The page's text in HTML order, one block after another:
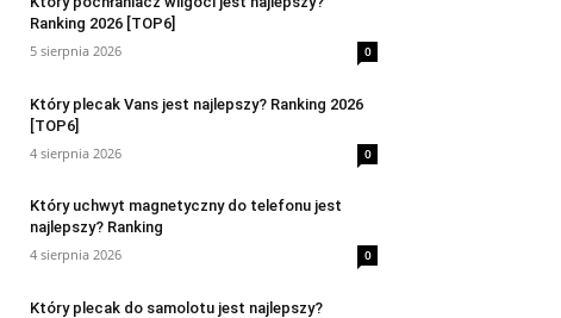
Ranking 2026 [TOP6]
5 sierpnia 2026
0
Który plecak Vans jest najlepszy? Ranking 2026
[TOP6]
4 sierpnia 2026
0
Który uchwyt magnetyczny do telefonu jest
najlepszy? Ranking
4 sierpnia 2026
0
Który plecak do samolotu jest najlepszy?